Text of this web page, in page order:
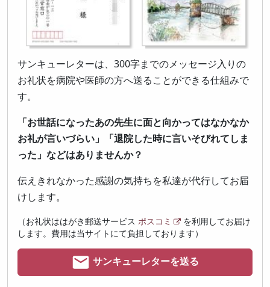
サンキューレターは、300字までのメッセージ入りの
お礼状を病院や医師の方へ送ることができる仕組みで
す。
「お世話になったあの先生に面と向かってはなかなか
お礼が言いづらい」「退院した時に言いそびれてしま
った」などはありませんか？
伝えきれなかった感謝の気持ちを私達が代行してお届
けします。
（お礼状ははがき郵送サービス ポスコミ
を利用してお届け
します。費用は当サイトにて負担しております）
サンキューレターを送る